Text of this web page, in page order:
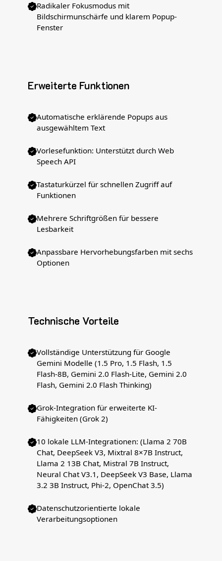
Radikaler Fokusmodus mit
Bildschirmunschärfe und klarem Popup-
Fenster
Erweiterte Funktionen
Automatische erklärende Popups aus
ausgewähltem Text
Vorlesefunktion: Unterstützt durch Web
Speech API
Tastaturkürzel für schnellen Zugriff auf
Funktionen
Mehrere Schriftgrößen für bessere
Lesbarkeit
Anpassbare Hervorhebungsfarben mit sechs
Optionen
Technische Vorteile
Vollständige Unterstützung für Google
Gemini Modelle (1.5 Pro, 1.5 Flash, 1.5
Flash-8B, Gemini 2.0 Flash-Lite, Gemini 2.0
Flash, Gemini 2.0 Flash Thinking)
Grok-Integration für erweiterte KI-
Fähigkeiten (Grok 2)
10 lokale LLM-Integrationen: (Llama 2 70B
Chat, DeepSeek V3, Mixtral 8×7B Instruct,
Llama 2 13B Chat, Mistral 7B Instruct,
Neural Chat V3.1, DeepSeek V3 Base, Llama
3.2 3B Instruct, Phi-2, OpenChat 3.5)
Datenschutzorientierte lokale
Verarbeitungsoptionen